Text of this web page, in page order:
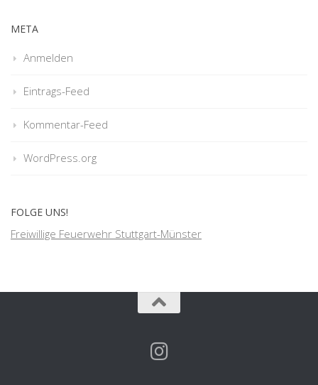
META
Anmelden
Eintrags-Feed
Kommentar-Feed
WordPress.org
FOLGE UNS!
Freiwillige Feuerwehr Stuttgart-Münster